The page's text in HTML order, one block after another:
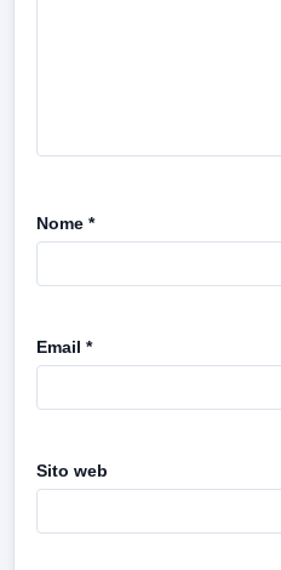
Nome *
Email *
Sito web